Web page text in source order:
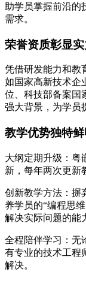
助学员掌握前沿的
需求。
荣誉资质彰显实
凭借研发能力和教
如国家高新技术企
位、科技部备案国
强大背景，为学员
教学优势独特鲜
大纲定期升级：粤
新，每年两次更新
创新教学方法：摒
养学员的“编程思
解决实际问题的能
全程陪伴学习：无
有专业的技术工程
解决。